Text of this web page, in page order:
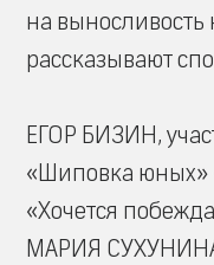
на
рассказывают
ЕГОР БИЗИН,
«Шиповка юных»
«Хочется
МАРИЯ СУХУНИНА,